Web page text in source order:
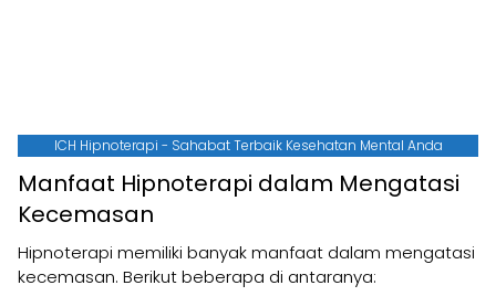
ICH Hipnoterapi - Sahabat Terbaik Kesehatan Mental Anda
Manfaat Hipnoterapi dalam Mengatasi
Kecemasan
Hipnoterapi memiliki banyak manfaat dalam mengatasi
kecemasan. Berikut beberapa di antaranya: